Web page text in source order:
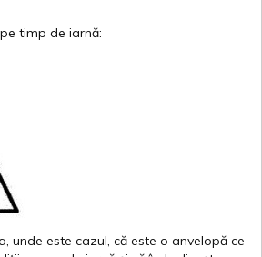
pe timp de iarnă:
, unde este cazul, că este o anvelopă ce